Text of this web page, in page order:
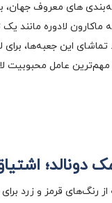
های معروف جهان،
لادوره مانند
این جعبه‌ها،
عامل محبوبیت
دونالد؛
از رنگ‌های قرمز و زرد